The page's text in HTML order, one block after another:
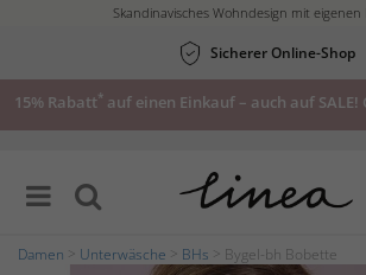
Skandinavisches Wohndesign mit
Sicherer Online-Shop
15% Rabatt* auf einen Einkauf – auch auf SALE!
Damen Unterwäsche BHs > Bygel-bh Bobette